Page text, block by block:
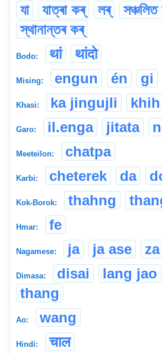
যা
যাত্ৰা কৰ্ লৰ্ সঞ্চলিত
স্থানান্তৰ কৰ্
Bodo: थां थांदो
Mising: engun én gi
Khasi: ka jingujli khih
Garo: il.enga jitata
Meeteilon: chatpa
Karbi: cheterek da
Kok-Borok: thahng
Hmar: fe
Nagamese: ja ja ase za
Dimasa: disai lang jao
thang
Ao: wang
Hindi: चाल